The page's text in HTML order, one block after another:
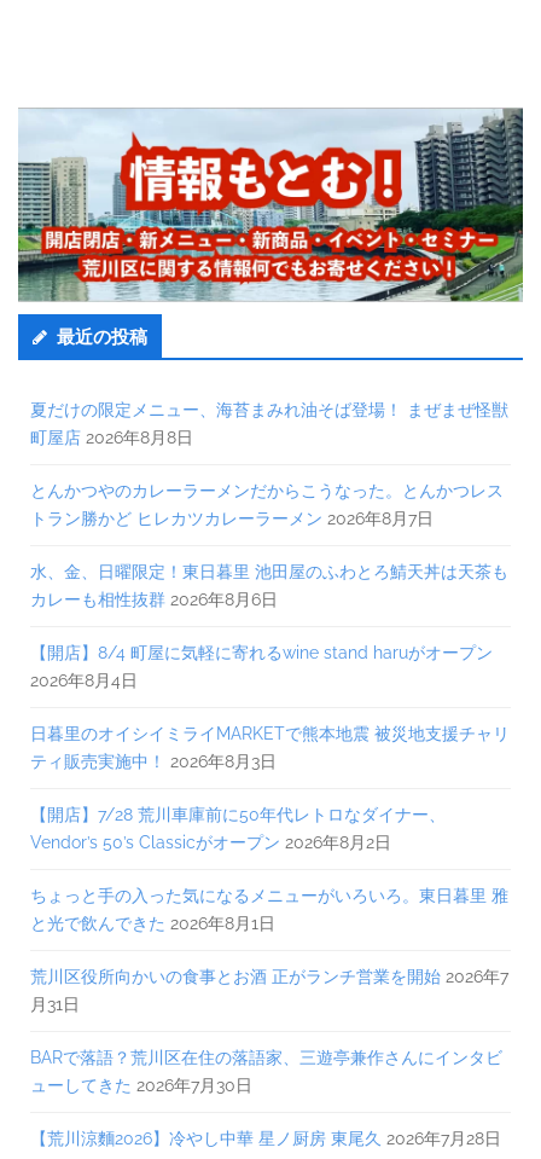
最近の投稿
夏だけの限定メニュー、海苔まみれ油そば登場！ まぜまぜ怪獣
町屋店 2026年8月8日
とんかつやのカレーラーメンだからこうなった。とんかつレス
トラン勝かど ヒレカツカレーラーメン 2026年8月7日
水、金、日曜限定！東日暮里 池田屋のふわとろ鯖天丼は天茶も
カレーも相性抜群 2026年8月6日
【開店】8/4 町屋に気軽に寄れるwine stand haruがオープン
2026年8月4日
日暮里のオイシイミライMARKETで熊本地震 被災地支援チャリ
ティ販売実施中！
2026年8月3日
【開店】7/28 荒川車庫前に50年代レトロなダイナー、
Vendor’s 50’s Classicがオープン 2026年8月2日
ちょっと手の入った気になるメニューがいろいろ。東日暮里 雅
と光で飲んできた 2026年8月1日
荒川区役所向かいの食事とお酒 正がランチ営業を開始 2026年7
月31日
BARで落語？荒川区在住の落語家、三遊亭兼作さんにインタビ
ューしてきた 2026年7月30日
【荒川涼麵2026】冷やし中華 星ノ厨房 東尾久 2026年7月28日